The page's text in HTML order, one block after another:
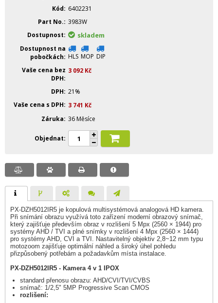
Kód
6402231
Part No. 3983W
Dostupnost
skladem
Dostupnost na
pobočkách
HLS MOP DIP
Vaše cena bez
DPH
3 092 Kč
DPH 21%
Vaše cena s DPH
3 741 Kč
Záruka 36 Měsíce
Objednat
PX-DZH5012IR5 je kopulová multisystémová analogová HD kamera.
Při snímání obrazu využívá toto zařízení moderní obrazový snímač,
který zajišťuje především obraz v rozlišení 5 Mpx (2560 × 1944) pro
systémy AHD / TVI a plné snímky v rozlišení 4 Mpx (2560 × 1444)
pro systémy AHD, CVI a TVI. Nastavitelný objektiv 2,8~12 mm typu
motozoom zajišťuje optimální náhled a široký úhel pohledu
přizpůsobený potřebám a požadavkům místa instalace.
PX-DZH5012IR5 - Kamera 4 v 1 IPOX
standard přenosu obrazu: AHD/CVI/TVI/CVBS
snímač: 1/2,5" 5MP Progressive Scan CMOS
rozlišení: